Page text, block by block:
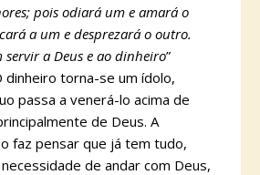
pois odiará um e amará o
a um e desprezará o outro.
servir a Deus e ao dinheiro”
dinheiro torna-se um ídolo,
passa a venerá-lo acima de
de Deus. A
faz pensar que já tem tudo,
de andar com Deus,